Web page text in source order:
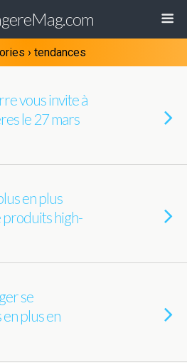
› tendances
vous invite à
le 27 mars
en plus
produits high-
se
plus en